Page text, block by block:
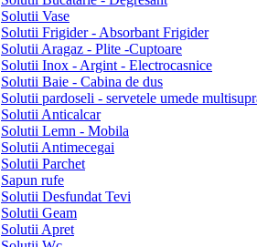
Solutii Vase
Solutii Frigider - Absorbant Frigider
Solutii Aragaz - Plite -Cuptoare
Solutii Inox - Argint - Electrocasnice
Solutii Baie - Cabina de dus
Solutii pardoseli - servetele umede
Solutii Anticalcar
Solutii Lemn - Mobila
Solutii Antimecegai
Solutii Parchet
Sapun rufe
Solutii Desfundat Tevi
Solutii Geam
Solutii Apret